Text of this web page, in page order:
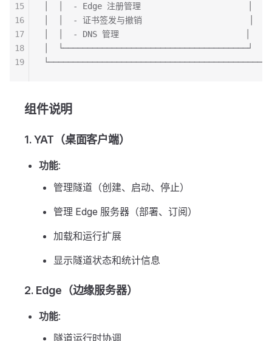
│  │  - Edge 注册管理                      │
│  │  - 证书签发与撤销                      │
│  │  - DNS 管理                          │
│
15
16
17
18
19
组件说明
1. YAT（桌面客户端）
功能:
管理隧道（创建、启动、停止）
管理 Edge 服务器（部署、订阅）
加载和运行扩展
显示隧道状态和统计信息
2. Edge（边缘服务器）
功能:
隧道运行时协调